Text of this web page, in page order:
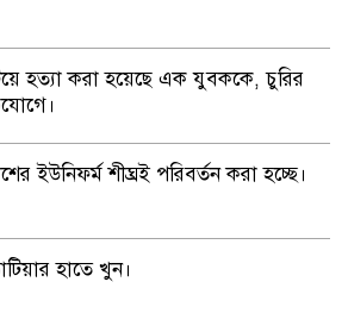
হত্যা করা হয়েছে এক যুবককে, চুরির
ইউনিফর্ম শীঘ্রই পরিবর্তন করা হচ্ছে।
হাতে খুন।